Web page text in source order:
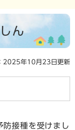
ん
2025年10月23日更新
接種を受けまし